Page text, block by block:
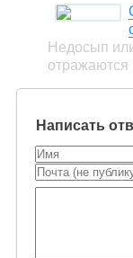
Недосып
Написать